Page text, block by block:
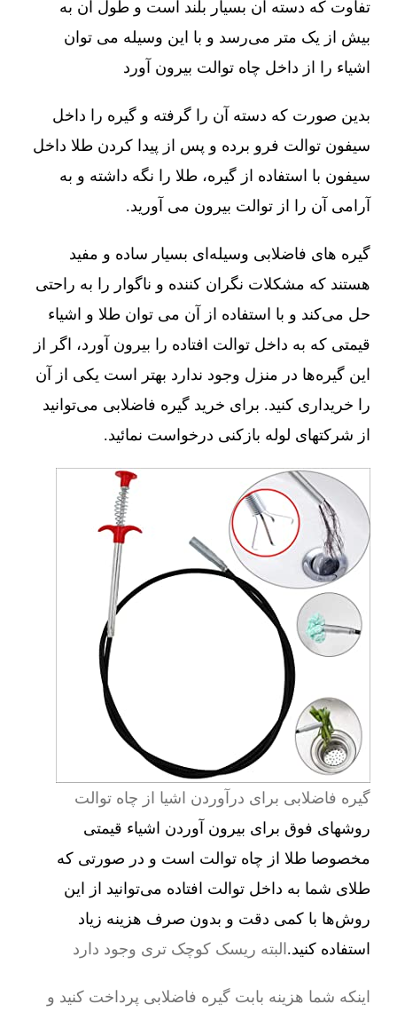
تفاوت که دسته آن بسیار بلند است و طول آن به
بیش از یک متر می‌رسد و با این وسیله می توان
اشیاء را از داخل چاه توالت بیرون آورد
بدین صورت که دسته آن را گرفته و گیره را داخل
سیفون توالت فرو برده و پس از پیدا کردن طلا داخل
سیفون با استفاده از گیره، طلا را نگه داشته و به
آرامی آن را از توالت بیرون می آورید.
گیره های فاضلابی وسیله‌ای بسیار ساده و مفید
هستند که مشکلات نگران کننده و ناگوار را به راحتی
حل می‌کند و با استفاده از آن می توان طلا و اشیاء
قیمتی که به داخل توالت افتاده را بیرون آورد، اگر از
این گیره‌ها در منزل وجود ندارد بهتر است یکی از آن
را خریداری کنید. برای خرید گیره فاضلابی می‌توانید
از شرکتهای لوله بازکنی درخواست نمائید.
گیره فاضلابی برای درآوردن اشیا از چاه توالت
روشهای فوق برای بیرون آوردن اشیاء قیمتی
مخصوصا طلا از چاه توالت است و در صورتی که
طلای شما به داخل توالت افتاده می‌توانید از این
روش‌ها با کمی دقت و بدون صرف هزینه زیاد
استفاده کنید.البته ریسک کوچک تری وجود دارد
اینکه شما هزینه بابت گیره فاضلابی پرداخت کنید و